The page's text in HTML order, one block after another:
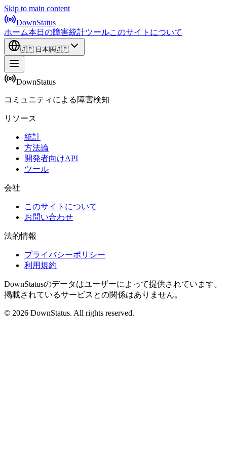
Skip to main content
DownStatus
ホーム本日の障害統計ツールこのサイトについて
🇯🇵 日本語🇯🇵
DownStatus
コミュニティによる障害検知
リソース
統計
方法論
開発者向けAPI
ツール
会社
このサイトについて
お問い合わせ
法的情報
プライバシーポリシー
利用規約
DownStatusのデータはユーザーによって提供されています。
掲載されているサービスとの関係はありません。
© 2026 DownStatus. All rights reserved.